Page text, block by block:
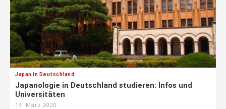
Japan in Deutschland
Japanologie in Deutschland studieren: Infos und
Universitäten
13. März 2020